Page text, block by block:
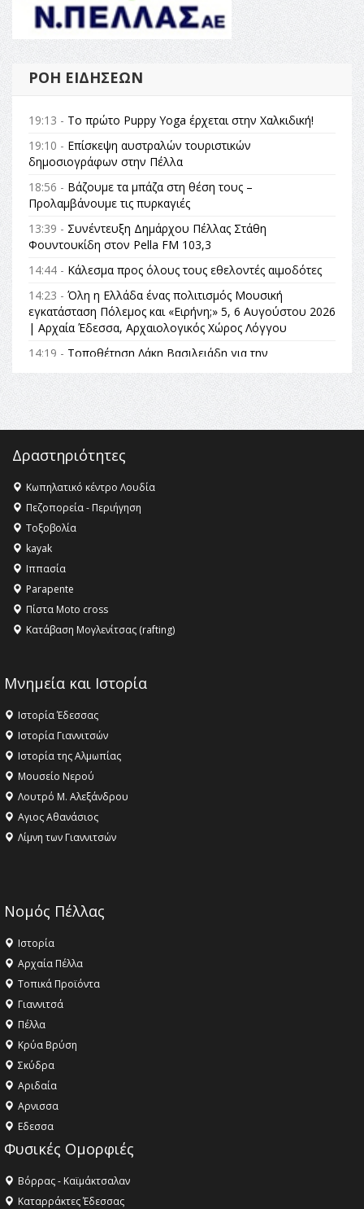
ΡΟΉ ΕΙΔΉΣΕΩΝ
19:13 - Το πρώτο Puppy Yoga έρχεται στην Χαλκιδική!
19:10 - Επίσκεψη αυστραλών τουριστικών
δημοσιογράφων στην Πέλλα
18:56 - Βάζουμε τα μπάζα στη θέση τους –
Προλαμβάνουμε τις πυρκαγιές
13:39 - Συνέντευξη Δημάρχου Πέλλας Στάθη
Φουντουκίδη στον Pella FM 103,3
14:44 - Κάλεσμα προς όλους τους εθελοντές αιμοδότες
14:23 - Όλη η Ελλάδα ένας πολιτισμός Μουσική
εγκατάσταση Πόλεμος και «Ειρήνη;» 5, 6 Αυγούστου 2026
| Αρχαία Έδεσσα, Αρχαιολογικός Χώρος Λόγγου
14:19 - Τοποθέτηση Λάκη Βασιλειάδη για την
Αναθεώρηση του Συντάγματος: «Σε τέτοιες κορυφαίες
θεσμικές διαδικασίες υπάρχει μόνο η ευθύνη απέναντι
στις επόμενες γενιές»
16:35 -Το πρόγραμμα του ΠΑΟΚ στον δεύτερο γύρο του
16:27 - Όλυμπος: Εντάχθηκε στον Κατάλογο Παγκόσμιας
Κληρονομιάς της UNESCO – Ομόφωνη η απόφαση Ο
Όλυμπος αναγνωρίστηκε ως φυσικό και πολιτιστικό
αγαθό εξέχουσας οικουμενικής αξίας για την
ανθρωπότητα
16:18 -
ΣΤΗΝ ΕΔΕΣΣΑ
Δραστηριότητες
Κωπηλατικό κέντρο Λουδία
Πεζοπορεία - Περιήγηση
Τοξοβολία
kayak
Ιππασία
Parapente
Πίστα Moto cross
Κατάβαση Μογλενίτσας (rafting)
Μνημεία και Ιστορία
Ιστορία Έδεσσας
Ιστορία Γιαννιτσών
Ιστορία της Αλμωπίας
Μουσείο Νερού
Λουτρό Μ. Αλεξάνδρου
Αγιος Αθανάσιος
Λίμνη των Γιαννιτσών
Νομός Πέλλας
Ιστορία
Αρχαία Πέλλα
Τοπικά Προϊόντα
Γιαννιτσά
Πέλλα
Κρύα Βρύση
Σκύδρα
Αριδαία
Aρνισσα
Eδεσσα
Φυσικές Ομορφιές
Βόρρας - Καϊμάκτσαλαν
Καταρράκτες Έδεσσας